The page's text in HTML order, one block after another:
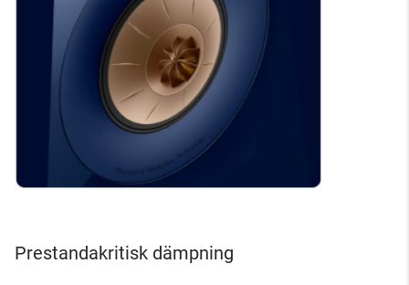
Prestandakritisk dämpning